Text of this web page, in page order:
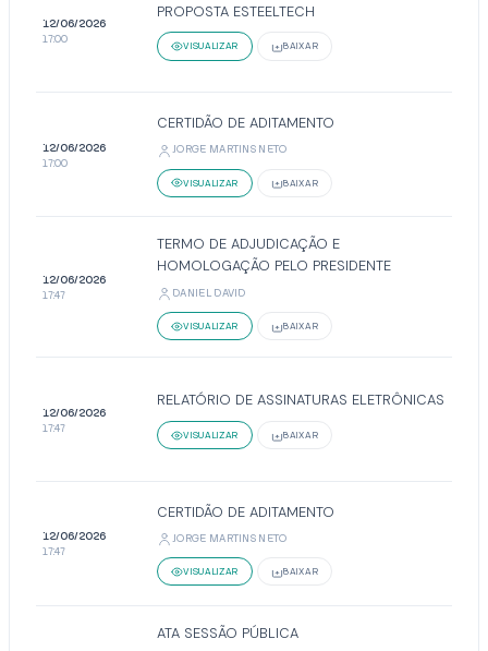
12/06/2026
17:00
PROPOSTA ESTEELTECH
VISUALIZAR BAIXAR
12/06/2026
17:00
CERTIDÃO DE ADITAMENTO
JORGE MARTINS NETO
VISUALIZAR BAIXAR
12/06/2026
17:47
TERMO DE ADJUDICAÇÃO E
HOMOLOGAÇÃO PELO PRESIDENTE
DANIEL DAVID
VISUALIZAR BAIXAR
12/06/2026
17:47
RELATÓRIO DE ASSINATURAS ELETRÔNICAS
VISUALIZAR BAIXAR
12/06/2026
17:47
CERTIDÃO DE ADITAMENTO
JORGE MARTINS NETO
VISUALIZAR BAIXAR
ATA SESSÃO PÚBLICA